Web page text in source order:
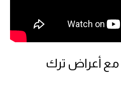
مع أعراض ترك